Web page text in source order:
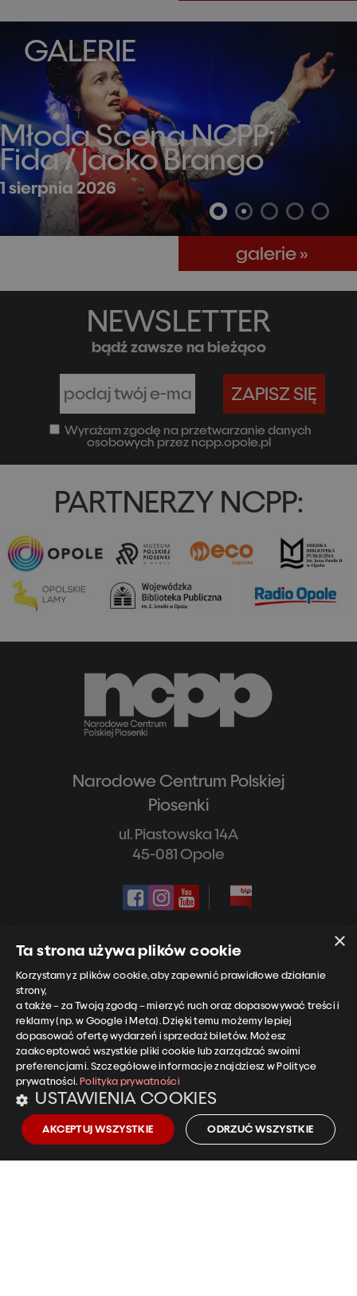
GALERIE
Młoda Scena NCPP:
Fida / Jacko Brango
1 sierpnia 2026
galerie »
NEWSLETTER
bądź zawsze na bieżąco
mail
ZAPISZ SIĘ
Wyrażam zgodę na przetwarzanie danych
osobowych przez ncpp.opole.pl
PARTNERZY NCPP:
Narodowe Centrum Polskiej
Piosenki
ul. Piastowska 14A
45-081 Opole
Informacje o biletach i
koncertach
tel.:+48 501 958 255
kasa@ncpp.opole.pl
EN CZ
Polityka prywatności NCPP
×
Ta strona używa plików cookie
Korzystamy z plików cookie, aby zapewnić prawidłowe działanie
strony,
a także – za Twoją zgodą – mierzyć ruch oraz dopasowywać treści i
reklamy (np. w Google i Meta). Dzięki temu możemy lepiej
dopasować ofertę wydarzeń i sprzedaż biletów. Możesz
zaakceptować wszystkie pliki cookie lub zarządzać swoimi
preferencjami. Szczegółowe informacje znajdziesz w Polityce
prywatności. Polityka prywatności
USTAWIENIA COOKIES
AKCEPTUJ WSZYSTKIE ODRZUĆ WSZYSTKIE